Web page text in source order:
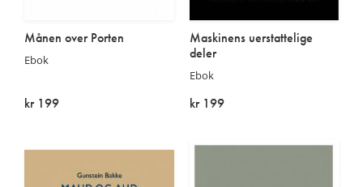
Månen over Porten
Ebok
kr 199
Maskinens uerstattelige
deler
Ebok
kr 199